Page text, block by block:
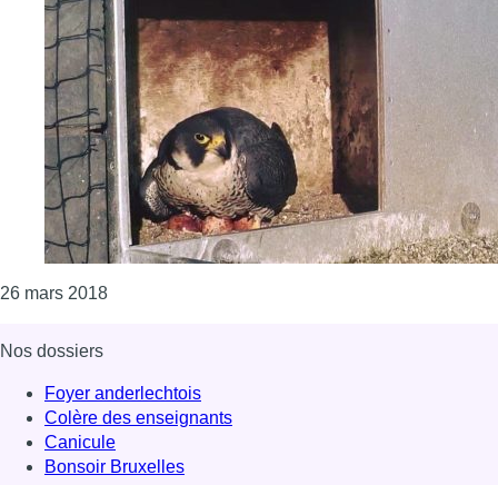
26 mars 2018Consulter l'article "4 oeufs en cours de
Nos dossiers
Foyer anderlechtois
Colère des enseignants
Canicule
Bonsoir Bruxelles